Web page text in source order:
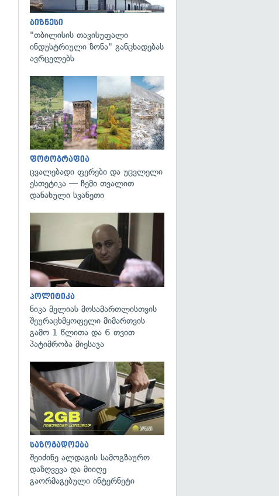
ბიზნესი
"თბილისის თავისუფალი
ინდუსტრიული ზონა" განცხადებას
ავრცელებს
ფოტოგრაფია
ცვალებადი ფერები და უცვლელი
ესთეტიკა — ჩემი თვალით
დანახული სვანეთი
პოლიტიკა
ნიკა მელიას მოსამართლისთვის
შეურაცხმყოფელი მიმართვის
გამო 1 წლითა და 6 თვით
პატიმრობა მიესაჯა
საზოგადოება
შეიძინე ალდაგის სამოგზაურო
დაზღვევა და მიიღე
გაორმაგებული ინტერნეტი